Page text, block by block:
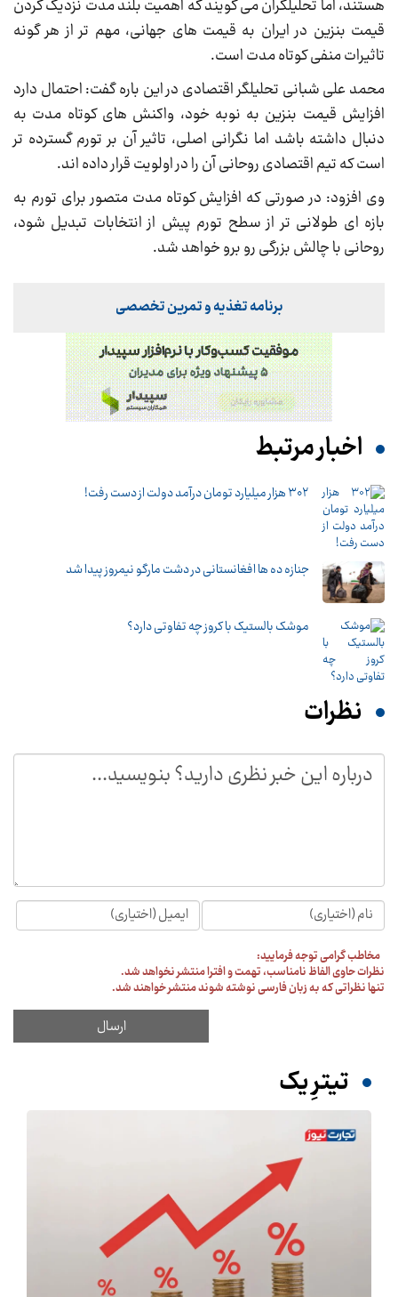
هستند، اما تحلیلگران می گویند که اهمیت بلند مدت نزدیک کردن
قیمت بنزین در ایران به قیمت های جهانی، مهم تر از هر گونه
تاثیرات منفی کوتاه مدت است.
محمد علی شبانی تحلیلگر اقتصادی در این باره گفت: احتمال دارد
افزایش قیمت بنزین به نوبه خود، واکنش های کوتاه مدت به
دنبال داشته باشد اما نگرانی اصلی، تاثیر آن بر تورم گسترده تر
است که تیم اقتصادی روحانی آن را در اولویت قرار داده اند.
وی افزود: در صورتی که افزایش کوتاه مدت متصور برای تورم به
بازه ای طولانی تر از سطح تورم پیش از انتخابات تبدیل شود،
روحانی با چالش بزرگی رو برو خواهد شد.
برنامه تغذیه و تمرین تخصصی
اخبار مرتبط
۳۰۲ هزار میلیارد تومان درآمد دولت از دست رفت!
جنازه ده ها افغانستانی در دشت مارگو نیمروز پیدا شد
موشک بالستیک با کروز چه تفاوتی دارد؟
نظرات
مخاطب گرامی توجه فرمایید:
نظرات حاوی الفاظ نامناسب، تهمت و افترا منتشر نخواهد شد.
تنها نظراتی که به زبان فارسی نوشته شوند منتشر خواهند شد.
تیترِ یک